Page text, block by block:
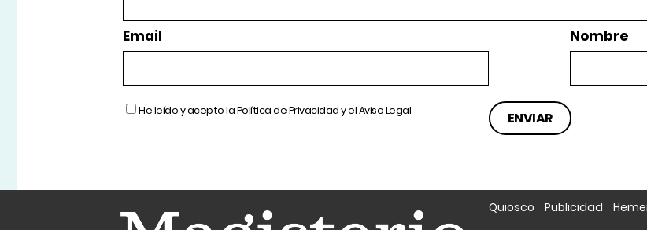
Email Nombre
He leído y acepto laPolítica de Privacidady elAviso Legal
Quiosco Publicidad